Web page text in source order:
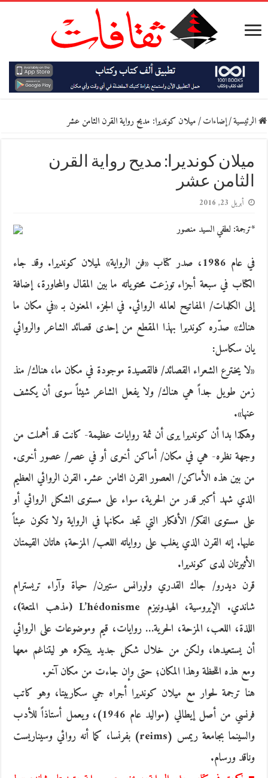
الرئيسية/إضاءات/ميلان كونديرا: مديح رواية القرن الثامن عشر
ميلان كونديرا: مديح رواية القرن
الثامن عشر
أبريل 23, 2016
*ترجمة: لطفي السيد منصور
في عام 1986، صدر كتاب «فن الرواية» لميلان كونديرا. وقد جاء
الكتاب في سبعة أجزاء توزعت محتوياته ما بين المقال والمحاورة، إضافة
إلى الكلمات/ المفاتيح لعالمه الروائي. في الجزء المعنون بـ «في مكان ما
هناك» صدّره كونديرا بهذا المقطع من إحدى قصائد الشاعر والروائي
يان سكاسل:
«لا يخترع الشعراء القصائد/ فالقصيدة موجودة في مكان ما، هناك/ منذ
زمن طويل جداً هي هناك/ ولا يفعل الشاعر شيئاً سوى أن يكشف
عنها».
وهكذا بدا أن كونديرا يرى أن ثمة روايات عظيمة- كانت قد أهملت من
وجهة نظره- هي في مكان/ أماكن أخرى أو في عصر/ عصور أخرى.
من بين هذه الأماكن/ العصور القرن الثامن عشر. القرن الروائي العظيم
الذي شهد أكبر قدر من الحرية، سواء على مستوى الشكل الروائي أو
على مستوى الفكر/ الأفكار التي تجد مكانها في الرواية ولا تكون عبئاً
عليها. إنه القرن الذي يغلب على رواياته اللعب/ المزحة؛ هاتان القيمتان
الأثيرتان لدى كونديرا.
قرن ديدرو/ جاك القدري ولورانس ستيرن/ حياة وآراء تريسترام
شاندي. الإيروسية، الهيدونيزم L’hédonisme (مذهب المتعة)،
اللذة، اللعب، المزحة، الحرية… روايات، قيم وموضوعات على الروائي
أن يستعيدها، ولكن من خلال شكل جديد يبتكره هو ليتناغم معها
ومع هذه اللحظة وهذا المكان؛ حتى وإن جاءت من مكان آخر.
هنا ترجمة لحوار مع ميلان كونديرا أجراه جي سكاربيتا، وهو كاتب
فرنسي من أصل إيطالي (مواليد عام 1946)، ويعمل أستاذاً للأدب
والسينما بجامعة ريمس (reims) بفرنسا، كما أنه روائي وسيناريست
وناقد ورسام.